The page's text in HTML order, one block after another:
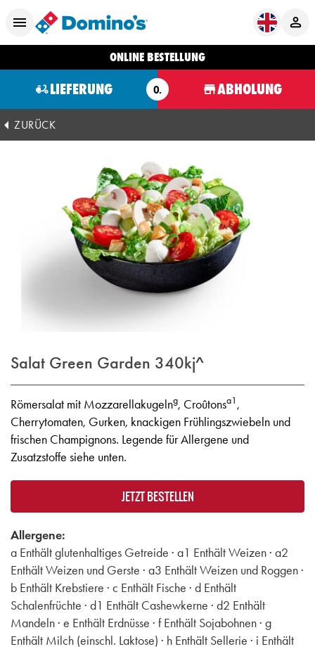
ONLINE BESTELLUNG
LIEFERUNG O. ABHOLUNG
ZURÜCK
Salat Green Garden 340kj^
Römersalat mit Mozzarellakugelng, Croûtonsa1 ,
Cherrytomaten, Gurken, knackigen Frühlingszwiebeln und
frischen Champignons. Legende für Allergene und
Zusatzstoffe siehe unten.
JETZT BESTELLEN
Allergene:
a Enthält glutenhaltiges Getreide · a1 Enthält Weizen · a2
Enthält Weizen und Gerste · a3 Enthält Weizen und Roggen ·
b Enthält Krebstiere · c Enthält Fische · d Enthält
Schalenfrüchte · d1 Enthält Cashewkerne · d2 Enthält
Mandeln · e Enthält Erdnüsse · f Enthält Sojabohnen · g
Enthält Milch (einschl. Laktose) · h Enthält Sellerie · i Enthält